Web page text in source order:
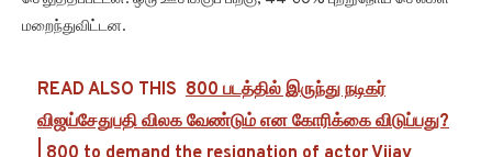
மறைந்துவிட்டன.
READ ALSO THIS 800 படத்தில் இருந்து நடிகர்
விஜய்சேதுபதி விலக வேண்டும் என கோரிக்கை விடுப்பது?